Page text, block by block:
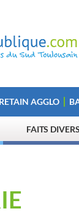
AGGLO
FAITS